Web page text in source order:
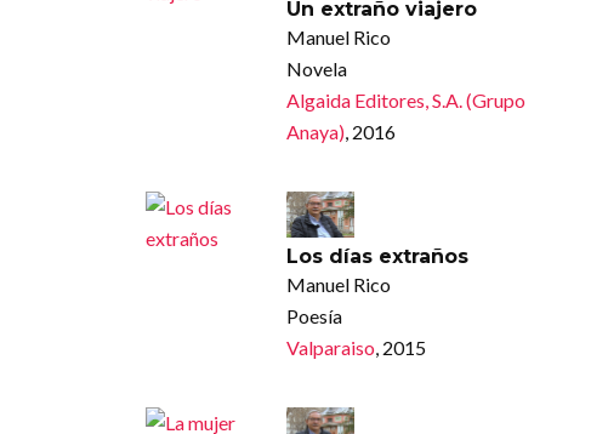
Un extraño viajero
Manuel Rico
Novela
Algaida Editores, S.A. (Grupo
Anaya), 2016
Los días extraños
Manuel Rico
Poesía
Valparaiso, 2015